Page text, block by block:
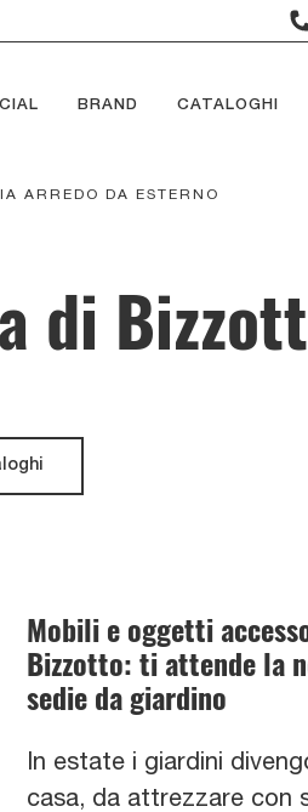
BRAND CATALOGHI
ARREDO DA ESTERNO
di
Mobili e oggetti
Bizzotto: ti attende la
sedie da giardino
In estate i giardini
casa, da attrezzare con